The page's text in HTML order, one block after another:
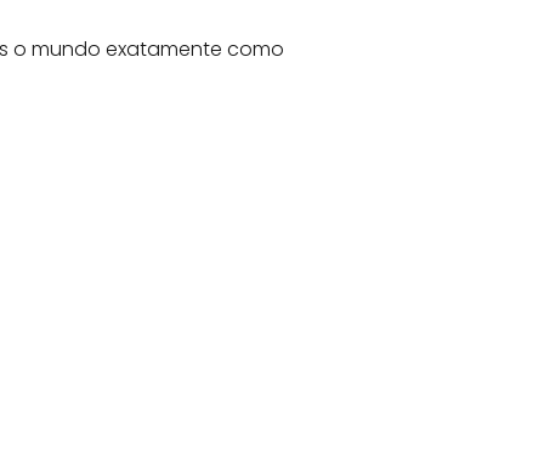
o mundo exatamente como